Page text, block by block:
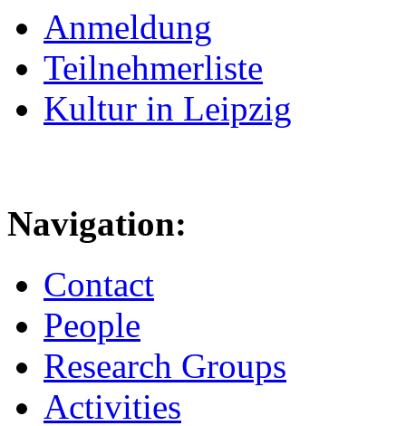
Anmeldung
Teilnehmerliste
Kultur in Leipzig
Navigation:
Contact
People
Research Groups
Activities